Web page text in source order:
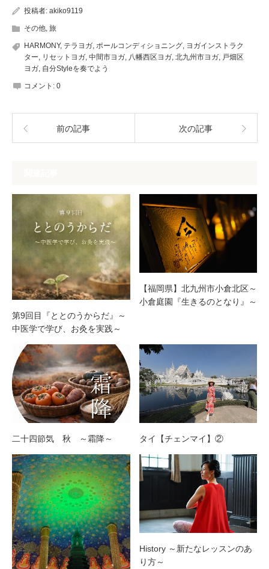
投稿者: akiko9119
その他, 旅
HARMONY, テラヨガ, ポールコンディショニング, ヨガインストラク
ター, リセットヨガ, 中間市ヨガ, 八幡西区ヨガ, 北九州市ヨガ, 戸畑区
ヨガ, 自分Styleを奏でよう
コメント: 0
前の記事 次の記事
第9回目『ととのうからだ』～
中医学で学び、お灸を実践～
【福岡県】北九州市小倉北区～
小倉庭園『生きるのとなり』～
二十四節気 秋 ～霜降～ タイ【チェンマイ】②
History ～新たなレッスンのあ
り方～